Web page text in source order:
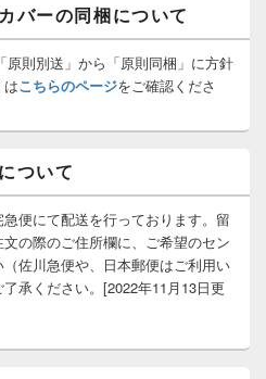
バーの同梱について
原則別送」から「原則同梱」に方針
こちらのページをご確認くださ
ついて
便にて配送を行っております。留
の際のご住所欄に、ご希望のセン
佐川急便や、日本郵便はご利用い
承ください。[2022年11月13日更